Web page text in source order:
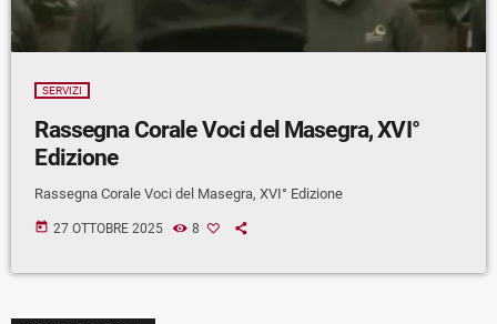
SERVIZI
Rassegna Corale Voci del Masegra, XVI°
Edizione
Rassegna Corale Voci del Masegra, XVI° Edizione
today 27 OTTOBRE 2025 8